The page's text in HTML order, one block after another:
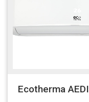
Ecotherma